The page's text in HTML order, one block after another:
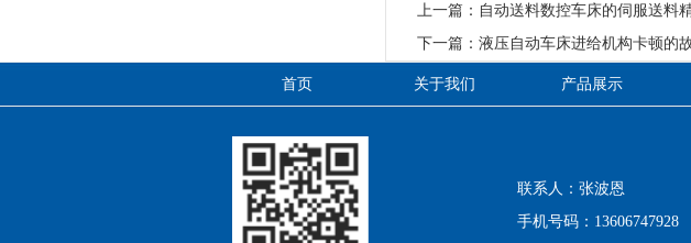
上一篇： 自动送料数控车床的伺服送料
下一篇： 液压自动车床进给机构卡顿的
首页 关于我们 产品展示
联系人：张波恩
手机号码：13606747928